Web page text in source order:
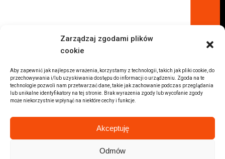
Zarządzaj zgodami plików
cookie
Aby zapewnić jak najlepsze wrażenia, korzystamy z technologii, takich jak pliki cookie, do
przechowywania i/lub uzyskiwania dostępu do informacji o urządzeniu. Zgoda na te
technologie pozwoli nam przetwarzać dane, takie jak zachowanie podczas przeglądania
lub unikalne identyfikatory na tej stronie. Brak wyrażenia zgody lub wycofanie zgody
może niekorzystnie wpłynąć na niektóre cechy i funkcje.
Akceptuję
Odmów
Inne Lokalizacje
Auta z USA Rzeszów
Auta z USA Białystok
Auta z USA Kraków
Marki samochodów
Sprzedam BMW
Wszystkie marki samochodów